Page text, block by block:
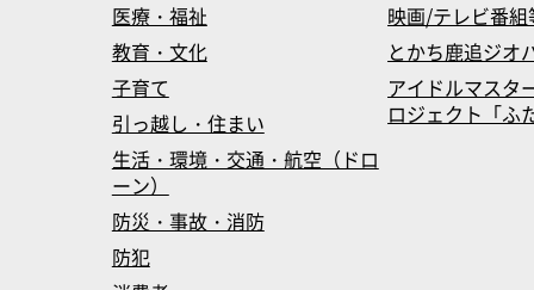
医療・福祉
教育・文化
子育て
引っ越し・住まい
生活・環境・交通・航空（ドロ
ーン）
防災・事故・消防
防犯
映画/テレビ番
とかち鹿追ジオ
アイドルマスタ
ロジェクト「ふ